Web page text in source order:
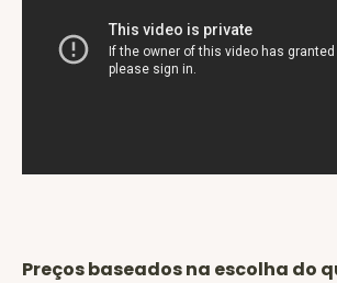
Preços baseados na escolha do